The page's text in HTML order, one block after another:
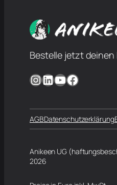
Bestelle jetzt
InstagramLinkedIn YouTube Facebook
AGBDatenschutzerklärung
Anikeen UG
2026